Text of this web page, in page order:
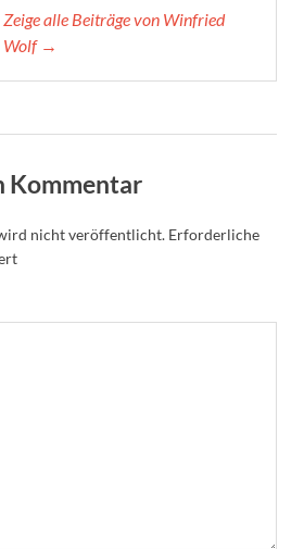
Zeige alle Beiträge von Winfried
Wolf →
Kommentar
nicht veröffentlicht. Erforderliche